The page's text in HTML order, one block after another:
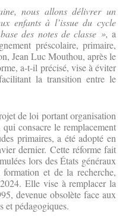
nous allons délivrer un
enfants à l’issue du cycle
des notes de classe », a
préscolaire, primaire,
Jean Luc Mouthou, après le
a-t-il précisé, vise à éviter
la transition entre le
de loi portant organisation
consacre le remplacement
primaires, a été adopté en
dernier. Cette réforme fait
lors des États généraux
et de la recherche,
Elle vise à remplacer la
devenue obsolète face aux
et pédagogiques.